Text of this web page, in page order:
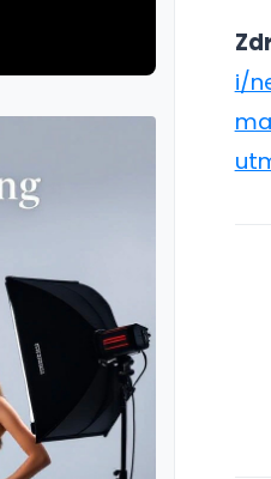
i/